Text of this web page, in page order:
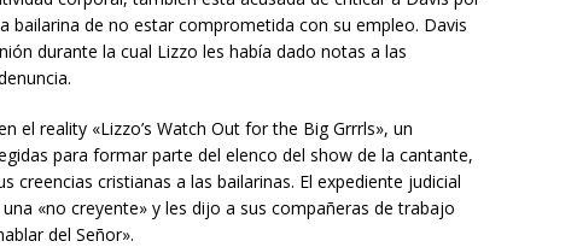
bailarina de no estar comprometida con su empleo. Davis
durante la cual Lizzo les había dado notas a las
el reality «Lizzo’s Watch Out for the Big Grrrls», un
para formar parte del elenco del show de la cantante,
creencias cristianas a las bailarinas. El expediente judicial
«no creyente» y les dijo a sus compañeras de trabajo
del Señor».